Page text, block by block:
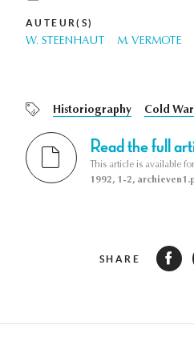
AUTEUR(S)
W. STEENHAUT M. VERMOTE
Historiography Cold War
Read the full
This article is available
1992, 1-2,
SHARE